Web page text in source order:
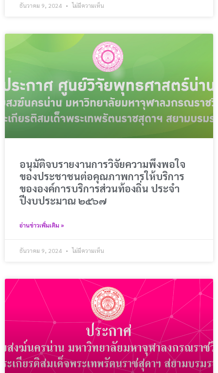
ธันวาคม 9, 2024 ไม่มีความเห็น
อนุมัติจบรายงานการวิจัยความพึงพอใจ
ของประชาชนต่อคุณภาพการให้บริการ
ขององค์การบริการส่วนท้องถิ่น ประจำ
ปีงบประมาณ ๒๕๖๗
อ่านข่าวเพิ่มเติม »
ธันวาคม 9, 2024 ไม่มีความเห็น